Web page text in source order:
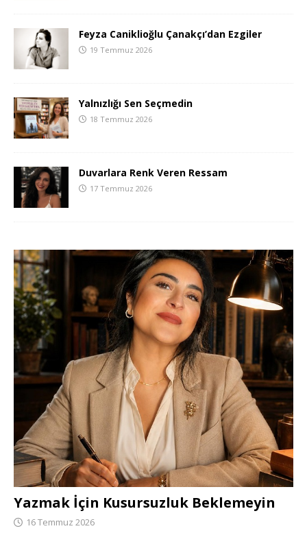
Feyza Caniklioğlu Çanakçı’dan Ezgiler
19 Temmuz 2026
Yalnızlığı Sen Seçmedin
18 Temmuz 2026
Duvarlara Renk Veren Ressam
17 Temmuz 2026
Yazmak İçin Kusursuzluk Beklemeyin
16 Temmuz 2026